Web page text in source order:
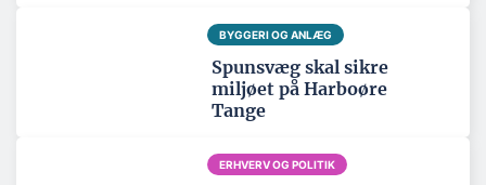
BYGGERI OG ANLÆG
Spunsvæg skal sikre
miljøet på Harboøre
Tange
ERHVERV OG POLITIK